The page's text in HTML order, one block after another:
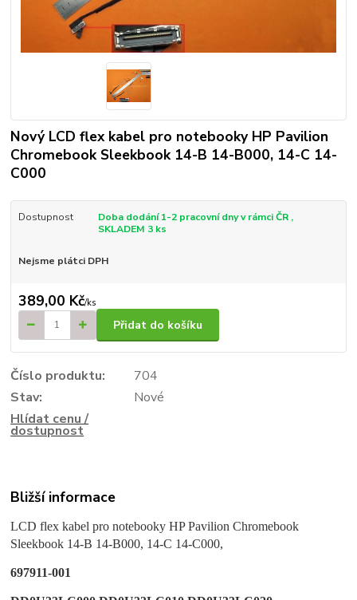
Nový LCD flex kabel pro notebooky HP Pavilion
Chromebook Sleekbook 14-B 14-B000, 14-C 14-
C000
Dostupnost
Doba dodání 1-2 pracovní dny v rámci ČR ,
SKLADEM 3 ks
Nejsme plátci DPH
389,00 Kč/ks
Přidat do košíku
Číslo produktu:
704
Stav:
Nové
Hlídat cenu /
dostupnost
Bližší informace
LCD flex kabel pro notebooky HP Pavilion Chromebook
Sleekbook 14-B 14-B000, 14-C 14-C000,
697911-001